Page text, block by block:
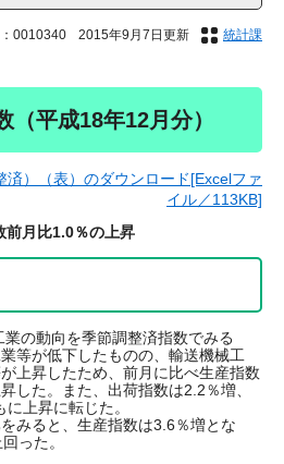
0010340 2015年9月7日更新 統計課
（平成18年12月分）
済）（表）のダウンロード[Excelファ
イル／113KB]
前月比1.0％の上昇
の動向を季節調整済指数でみる
等が低下したものの、輸送機械工
上昇したため、前月に比べ生産指数
した。また、出荷指数は2.2％増、
上昇に転じた。
みると、生産指数は3.6％増とな
った。